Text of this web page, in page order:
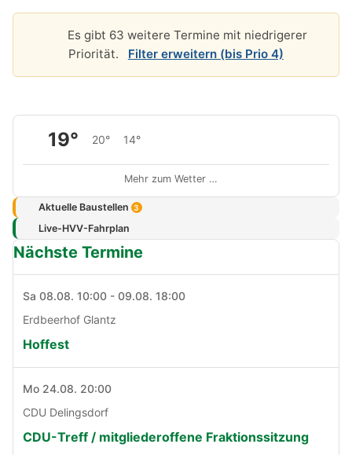
Es gibt 63 weitere Termine mit niedrigerer
Priorität.
Filter erweitern (bis Prio 4)
19° 20° 14°
Mehr zum Wetter …
Aktuelle Baustellen 3
Live-HVV-Fahrplan
Nächste Termine
Sa 08.08. 10:00 - 09.08. 18:00
Erdbeerhof Glantz
Hoffest
Mo 24.08. 20:00
CDU Delingsdorf
CDU-Treff / mitgliederoffene Fraktionssitzung